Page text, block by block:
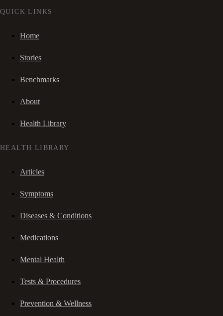
QUICK LINKS
Home
Stories
Benchmarks
About
Health Library
HEALTH LIBRARY
Articles
Symptoms
Diseases & Conditions
Medications
Mental Health
Tests & Procedures
Prevention & Wellness